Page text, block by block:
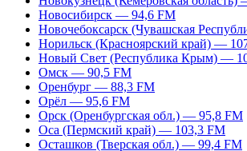
Новосибирск — 94,6 FM
Новочебоксарск (Чувашская
Норильск (Красноярский край) —
Новый Свет (Республика Крым) —
Омск — 90,5 FM
Оренбург — 88,3 FM
Орёл — 95,6 FM
Орск (Оренбургская обл.) — 95,8 FM
Оса (Пермский край) — 103,3 FM
Осташков (Тверская обл.) — 99,4 FM